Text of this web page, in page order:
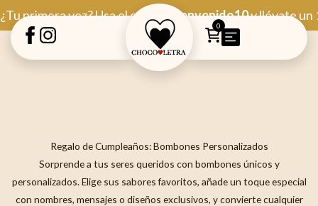
al
contenido
¿Tu primera vez? Usa el código Bienvenido10y llévate un
0
Regalo de Cumpleaños: Bombones Personalizados
Sorprende a tus seres queridos con bombones únicos y
personalizados. Elige sus sabores favoritos, añade un toque especial
con nombres, mensajes o diseños exclusivos, y convierte cualquier